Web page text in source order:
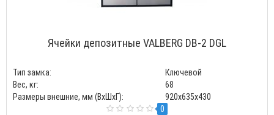
Ячейки депозитные VALBERG DB-2 DGL
Тип замка:
Ключевой
Вес, кг:
68
Размеры внешние, мм (ВхШхГ):
920x635x430
0